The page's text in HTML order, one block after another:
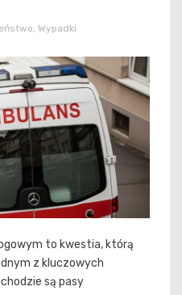
Wypadki
to kwestia, którą
z kluczowych
są pasy